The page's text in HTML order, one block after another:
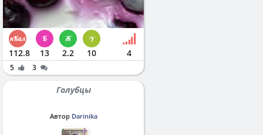
112.8 13 2.2 10 4
5 3
Голубцы
Автор Darinika